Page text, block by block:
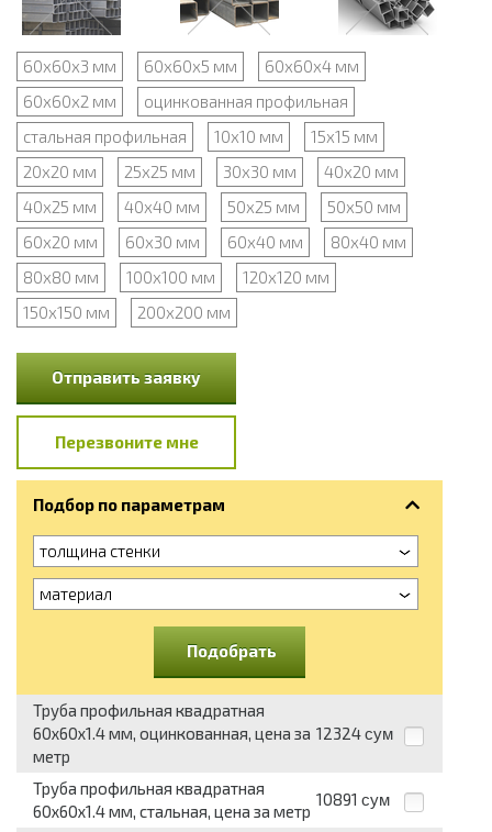
60х60х3 мм 60х60х5 мм
60х60х4 мм
60х60х2 мм
оцинкованная профильная
стальная профильная
10х10 мм
15х15 мм
20х20 мм
25х25 мм 30х30 мм
40х20 мм
40х25 мм
40х40 мм 50х25 мм
50х50 мм
60х20 мм
60х30 мм 60х40 мм
80х40 мм
80х80 мм
100х100 мм
120х120 мм
150х150 мм
200х200 мм
Отправить заявку
Перезвоните мне
Подбор по параметрам
толщина стенки
материал
Подобрать
Труба профильная квадратная
60x60x1.4 мм, оцинкованная, цена за
метр
12324 сум
Труба профильная квадратная
60x60x1.4 мм, стальная, цена за метр
10891 сум